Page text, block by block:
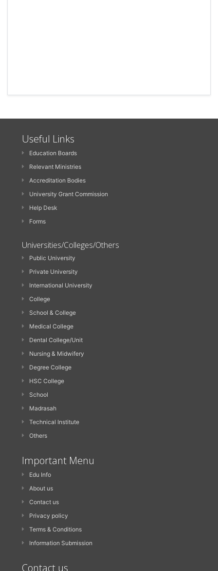
Useful Links
Education Boards
Relevant Ministries
Accreditation Bodies
University Grant Commission
Help Desk
Forms
Universities/Colleges/Others
Public University
Private University
International University
College
School & College
Medical College
Dental College/Unit
Nursing & Midwifery
Degree College
HSC College
School
Madrasah
Technical Institute
Others
Important Menu
Edu Info
About us
Contact us
Privacy policy
Terms & Conditions
Information Submission
Contact us